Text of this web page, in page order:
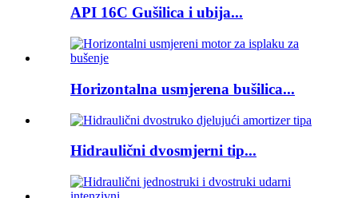
API 16C Gušilica i ubija...
Horizontalna usmjerena bušilica...
Hidraulični dvosmjerni tip...